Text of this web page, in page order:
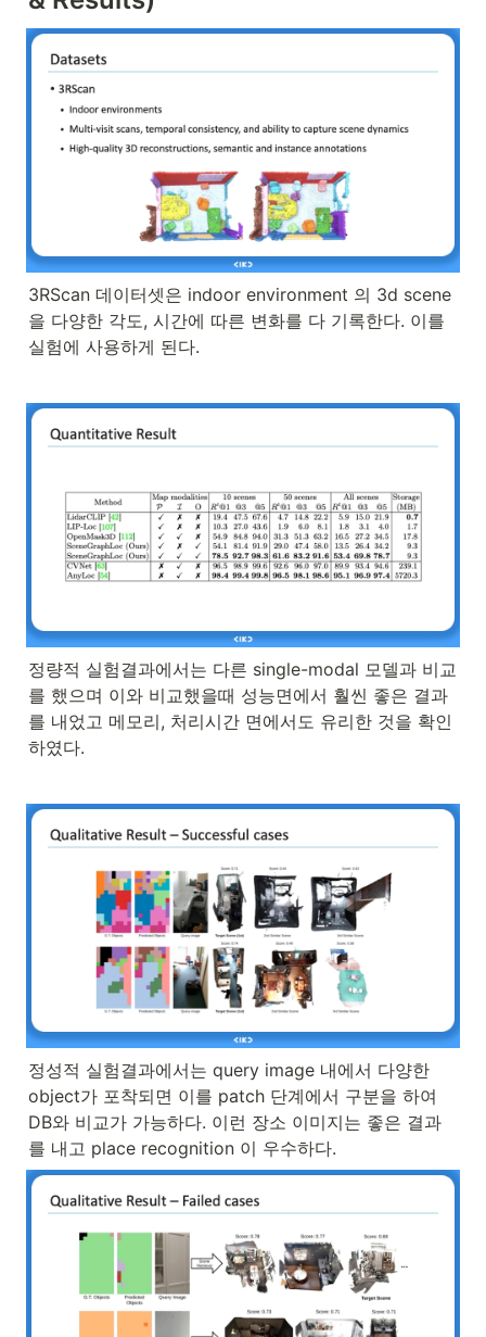
3RScan 데이터셋은 indoor environment 의 3d scene
을 다양한 각도, 시간에 따른 변화를 다 기록한다. 이를
실험에 사용하게 된다.
정량적 실험결과에서는 다른 single-modal 모델과 비교
를 했으며 이와 비교했을때 성능면에서 훨씬 좋은 결과
를 내었고 메모리, 처리시간 면에서도 유리한 것을 확인
하였다.
정성적 실험결과에서는 query image 내에서 다양한
object가 포착되면 이를 patch 단계에서 구분을 하여
DB와 비교가 가능하다. 이런 장소 이미지는 좋은 결과
를 내고 place recognition 이 우수하다.